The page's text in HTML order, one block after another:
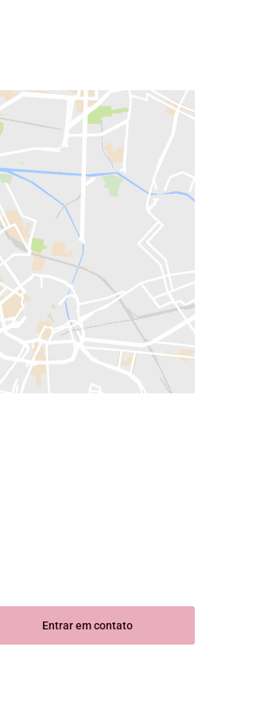
Entrar em contato